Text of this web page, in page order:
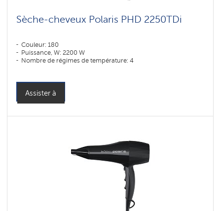
Sèche-cheveux Polaris PHD 2250TDi
Couleur: 180
Puissance, W: 2200 W
Nombre de régimes de température: 4
Assister à